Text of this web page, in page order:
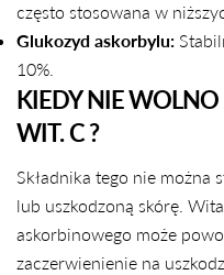
często stosowana w
Glukozyd askorbylu:
10%.
KIEDY NIE
WIT. C ?
Składnika tego nie można
lub uszkodzoną skórę.
askorbinowego może
zaczerwienienie na